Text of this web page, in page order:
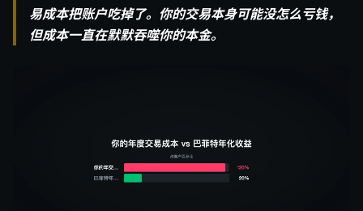
易成本把账户吃掉了。你的交易本身可能没怎么亏钱，
但成本一直在默默吞噬你的本金。